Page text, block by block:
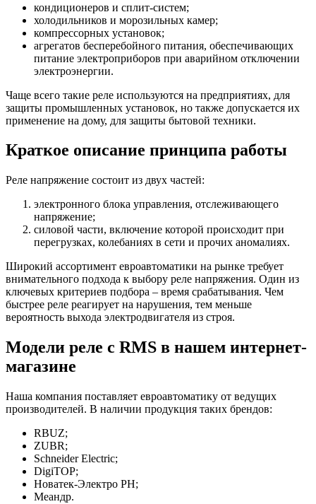
кондиционеров и сплит-систем;
холодильников и морозильных камер;
компрессорных установок;
агрегатов бесперебойного питания, обеспечивающих
питание электроприборов при аварийном отключении
электроэнергии.
Чаще всего такие реле используются на предприятиях, для
защиты промышленных установок, но также допускается их
применение на дому, для защиты бытовой техники.
Краткое описание принципа работы
Реле напряжение состоит из двух частей:
электронного блока управления, отслеживающего
напряжение;
силовой части, включение которой происходит при
перегрузках, колебаниях в сети и прочих аномалиях.
Широкий ассортимент евроавтоматики на рынке требует
внимательного подхода к выбору реле напряжения. Один из
ключевых критериев подбора – время срабатывания. Чем
быстрее реле реагирует на нарушения, тем меньше
вероятность выхода электродвигателя из строя.
Модели реле с RMS в нашем интернет-
магазине
Наша компания поставляет евроавтоматику от ведущих
производителей. В наличии продукция таких брендов:
RBUZ;
ZUBR;
Schneider Electric;
DigiTOP;
Новатек-Электро PH;
Меандр.